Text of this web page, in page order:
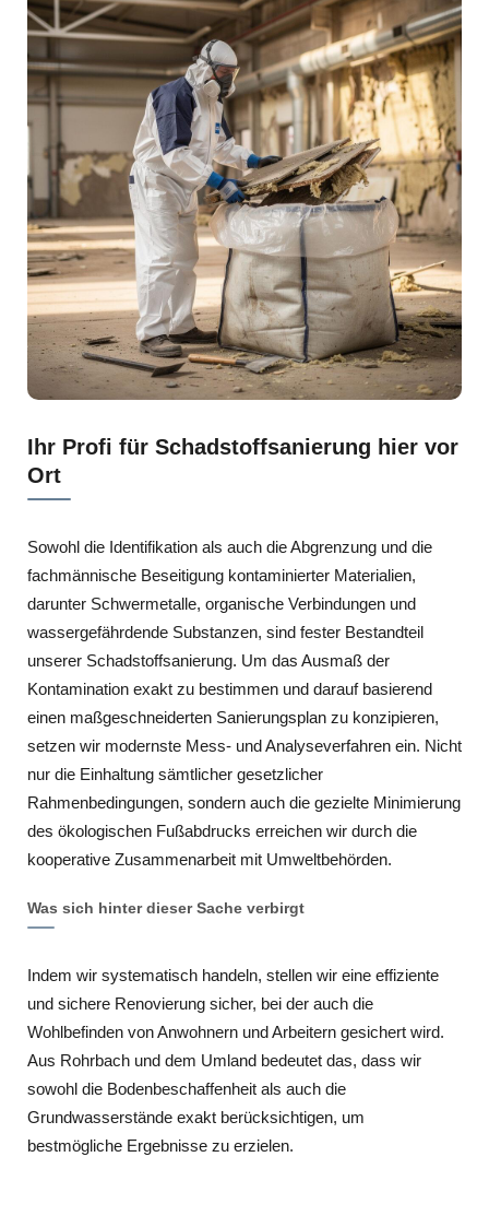
Ihr Profi für Schadstoffsanierung hier vor
Ort
Sowohl die Identifikation als auch die Abgrenzung und die
fachmännische Beseitigung kontaminierter Materialien,
darunter Schwermetalle, organische Verbindungen und
wassergefährdende Substanzen, sind fester Bestandteil
unserer Schadstoffsanierung. Um das Ausmaß der
Kontamination exakt zu bestimmen und darauf basierend
einen maßgeschneiderten Sanierungsplan zu konzipieren,
setzen wir modernste Mess- und Analyseverfahren ein. Nicht
nur die Einhaltung sämtlicher gesetzlicher
Rahmenbedingungen, sondern auch die gezielte Minimierung
des ökologischen Fußabdrucks erreichen wir durch die
kooperative Zusammenarbeit mit Umweltbehörden.
Was sich hinter dieser Sache verbirgt
Indem wir systematisch handeln, stellen wir eine effiziente
und sichere Renovierung sicher, bei der auch die
Wohlbefinden von Anwohnern und Arbeitern gesichert wird.
Aus Rohrbach und dem Umland bedeutet das, dass wir
sowohl die Bodenbeschaffenheit als auch die
Grundwasserstände exakt berücksichtigen, um
bestmögliche Ergebnisse zu erzielen.